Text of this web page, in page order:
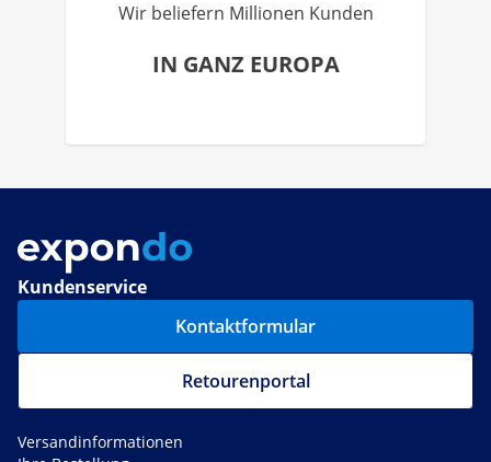
Wir beliefern Millionen Kunden
IN GANZ EUROPA
Kundenservice
Kontaktformular
Retourenportal
Versandinformationen